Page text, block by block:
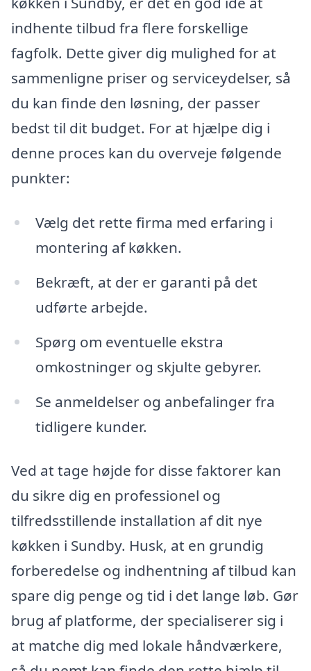
indhente tilbud fra flere forskellige
fagfolk. Dette giver dig mulighed for at
sammenligne priser og serviceydelser, så
du kan finde den løsning, der passer
bedst til dit budget. For at hjælpe dig i
denne proces kan du overveje følgende
punkter:
Vælg det rette firma med erfaring i
montering af køkken.
Bekræft, at der er garanti på det
udførte arbejde.
Spørg om eventuelle ekstra
omkostninger og skjulte gebyrer.
Se anmeldelser og anbefalinger fra
tidligere kunder.
Ved at tage højde for disse faktorer kan
du sikre dig en professionel og
tilfredsstillende installation af dit nye
køkken i Sundby. Husk, at en grundig
forberedelse og indhentning af tilbud kan
spare dig penge og tid i det lange løb. Gør
brug af platforme, der specialiserer sig i
at matche dig med lokale håndværkere,